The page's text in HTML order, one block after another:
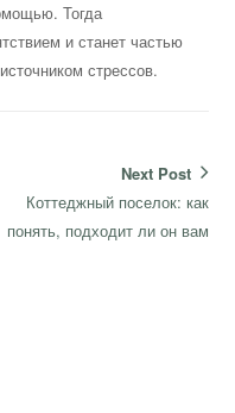
Тогда
и станет частью
стрессов.
Next Post
Next
post:
Коттеджный поселок: как
понять, подходит ли он вам